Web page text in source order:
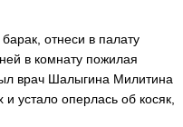
отнеси в палату
в комнату пожилая
врач Шалыгина Милитина
устало оперлась об косяк,